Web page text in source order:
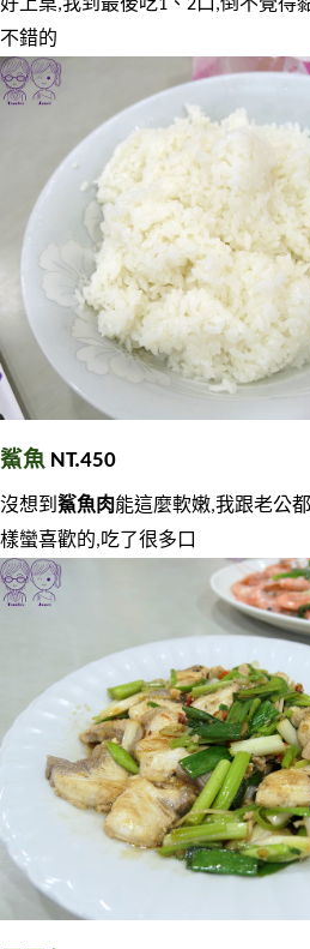
好上桌,我到最後吃1、2口,倒不覺得
不錯的
鯊魚 NT.450
沒想到 鯊魚肉 能這麼軟嫩,我跟老公
樣蠻喜歡的,吃了很多口